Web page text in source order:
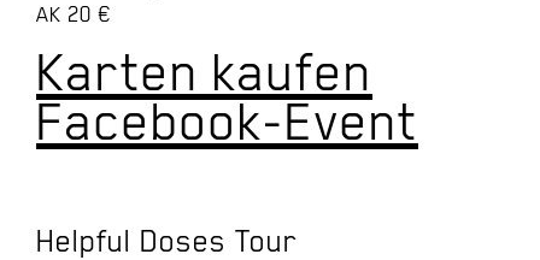
AK 20 €
Karten kaufen
Facebook-Event
Helpful Doses Tour